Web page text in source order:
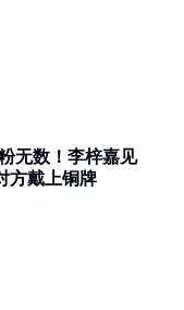
无数！李梓嘉见
爆哭 为对方戴上铜牌